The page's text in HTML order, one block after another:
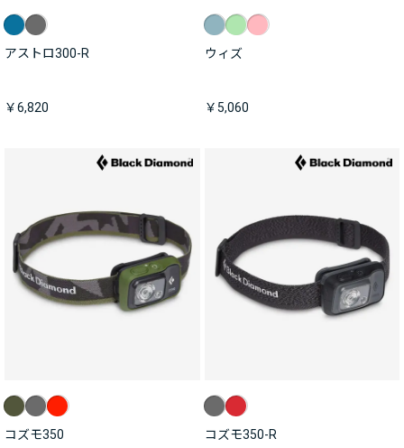
アストロ300-R
￥6,820
ウィズ
￥5,060
コズモ350 コズモ350-R